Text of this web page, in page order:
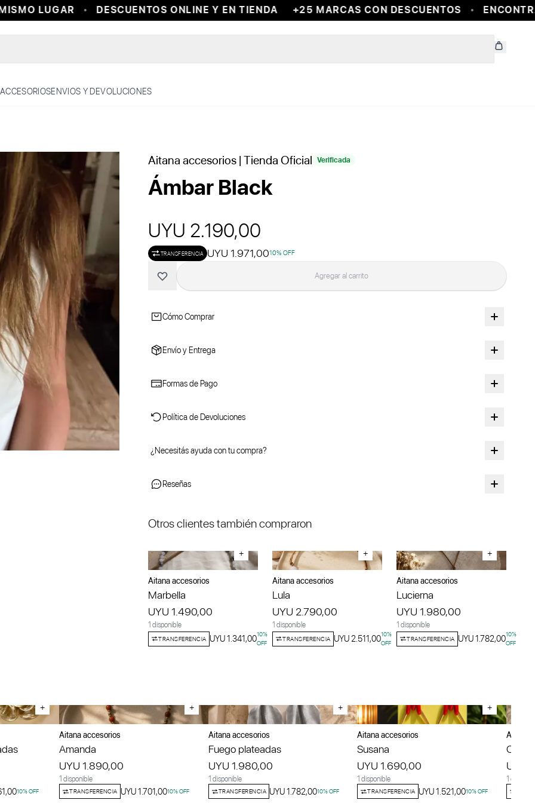
LUGAR DESCUENTOS ONLINE Y EN TIENDA +25 MARCAS CON DESCUENTOS ENCONTRA
ACCESORIOSENVIOS Y DEVOLUCIONES
Aitana accesorios | Tienda Oficial Verificada
Ámbar Black
UYU 2.190,00
TRANSFERENCIA UYU 1.971,0010% OFF
Agregar al carrito
Cómo Comprar
Envío y Entrega
Formas de Pago
Política de Devoluciones
¿Necesitás ayuda con tu compra?
Reseñas
Otros clientes también compraron
+
Aitana accesorios
Marbella
UYU 1.490,00
1 disponible
TRANSFERENCIA UYU 1.341,0010%
OFF
+
Aitana accesorios
Lula
UYU 2.790,00
1 disponible
TRANSFERENCIA UYU 2.511,0010%
OFF
+
Aitana accesorios
Lucierna
UYU 1.980,00
1 disponible
TRANSFERENCIA UYU 1.782,0010%
OFF
+
10% OFF
+
Aitana accesorios
Amanda
UYU 1.890,00
1 disponible
TRANSFERENCIA UYU 1.701,0010% OFF
+
Aitana accesorios
Fuego plateadas
UYU 1.980,00
1 disponible
TRANSFERENCIA UYU 1.782,0010% OFF
+
Aitana accesorios
Susana
UYU 1.690,00
1 disponible
TRANSFERENCIA UYU 1.521,0010% OFF
Aitana
Cala
UYU
1